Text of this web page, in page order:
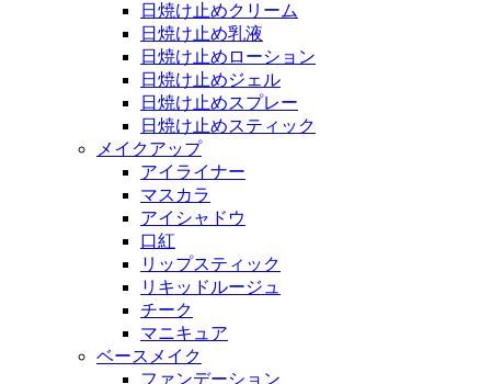
日焼け止めクリーム
日焼け止め乳液
日焼け止めローション
日焼け止めジェル
日焼け止めスプレー
日焼け止めスティック
メイクアップ
アイライナー
マスカラ
アイシャドウ
口紅
リップスティック
リキッドルージュ
チーク
マニキュア
ベースメイク
ファンデーション